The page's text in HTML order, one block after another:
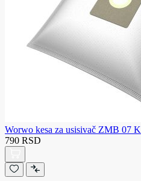
Worwo kesa za usisivač ZMB 07 K
790 RSD